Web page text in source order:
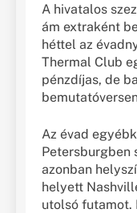
A hivatalos
ám extraként
héttel az
Thermal Club
pénzdíjas, de
Az évad
Petersburgben
azonban
helyett
utolsó futamot.